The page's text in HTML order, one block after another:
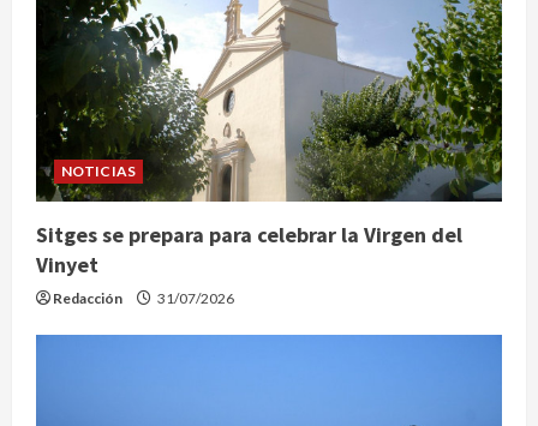
n
e
e
n
t
r
NOTICIAS
Sitges se prepara para celebrar la Virgen del
Vinyet
Redacción 31/07/2026